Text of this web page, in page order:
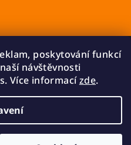
poskytování funkcí
návštěvnosti
Více informacízde.
cookies